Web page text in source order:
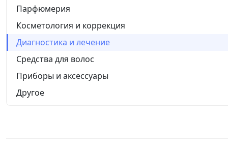
Парфюмерия
Косметология и коррекция
Диагностика и лечение
Средства для волос
Приборы и аксессуары
Другое